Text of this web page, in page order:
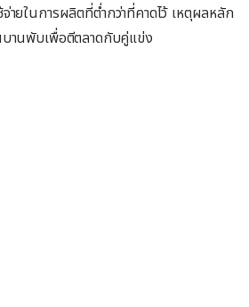
ยในการผลิตที่ต่ำกว่าที่คาดไว้ เหตุผลหลัก
บานพับเพื่อตีตลาดกับคู่แข่ง